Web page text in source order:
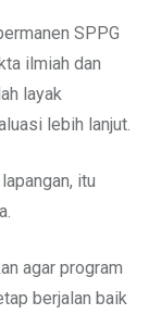
SPPG
ilmiah dan
layak
lebih lanjut.
itu
agar program
berjalan baik